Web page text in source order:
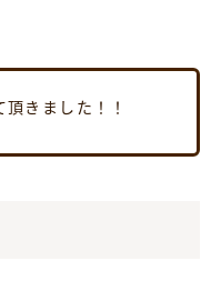
きました！！